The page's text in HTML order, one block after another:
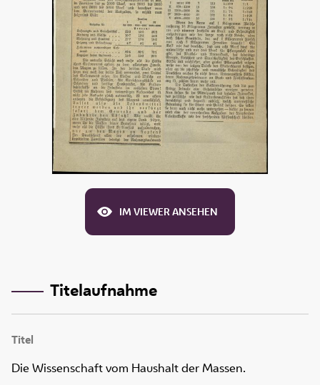
IM VIEWER ANSEHEN
Titelaufnahme
Titel
Die Wissenschaft vom Haushalt der Massen.